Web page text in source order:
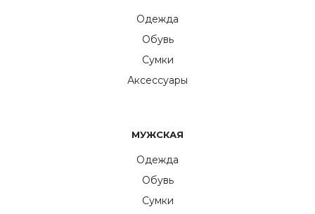
Одежда
Обувь
Сумки
Аксессуары
МУЖСКАЯ
Одежда
Обувь
Сумки